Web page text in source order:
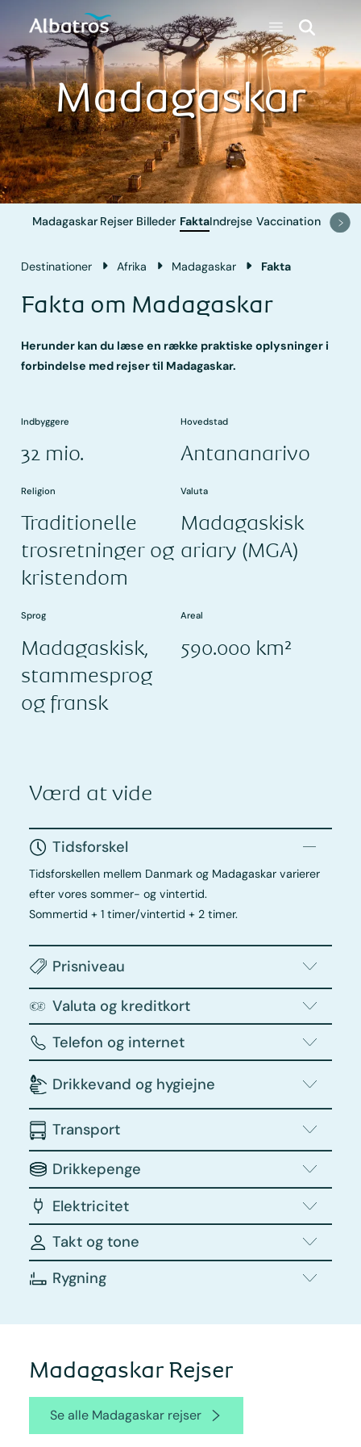
Madagaskar
Madagaskar Rejser Billeder FaktaIndrejse Vaccination
Destinationer Afrika Madagaskar Fakta
Fakta om Madagaskar
Herunder kan du læse en række praktiske oplysninger i
forbindelse med rejser til Madagaskar.
Indbyggere
32 mio.
Hovedstad
Antananarivo
Religion
Traditionelle
trosretninger og
kristendom
Valuta
Madagaskisk
ariary (MGA)
Sprog
Madagaskisk,
stammesprog
og fransk
Areal
590.000 km²
Værd at vide
Tidsforskel
Tidsforskellen mellem Danmark og Madagaskar varierer
efter vores sommer- og vintertid.
Sommertid + 1 timer/vintertid + 2 timer.
Prisniveau
Valuta og kreditkort
Telefon og internet
Drikkevand og hygiejne
Transport
Drikkepenge
Elektricitet
Takt og tone
Rygning
Madagaskar Rejser
Se alle Madagaskar rejser